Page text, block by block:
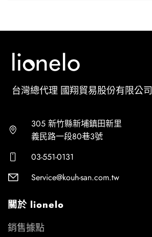
台灣總代理 國翔貿易股份有限公司
305 新竹縣新埔鎮田新里
義民路一段80巷3號
03-551-0131
Service@kouh-san.com.tw
關於 lionelo
銷售據點